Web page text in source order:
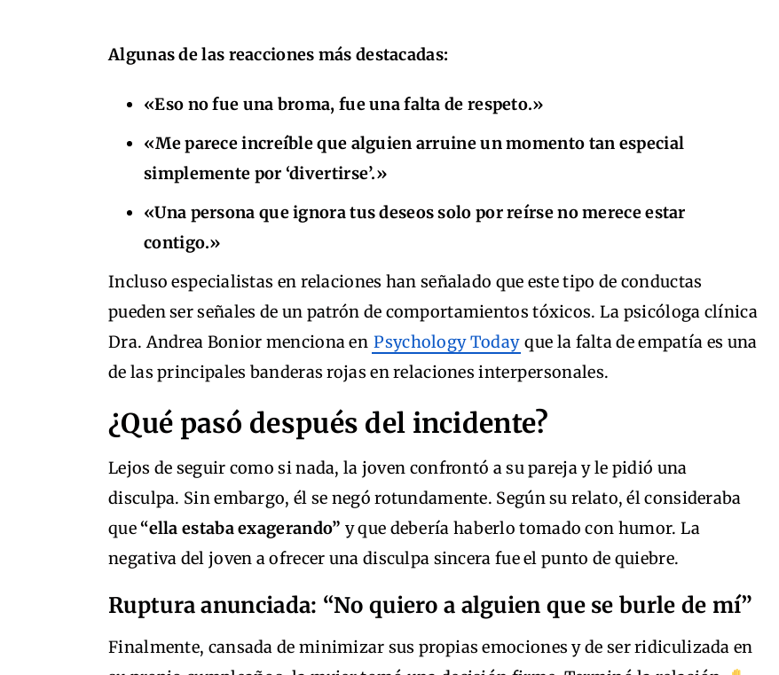
Algunas de las reacciones más destacadas:
«Eso no fue una broma, fue una falta de respeto.»
«Me parece increíble que alguien arruine un momento tan especial
simplemente por ‘divertirse’.»
«Una persona que ignora tus deseos solo por reírse no merece estar
contigo.»
Incluso especialistas en relaciones han señalado que este tipo de conductas
pueden ser señales de un patrón de comportamientos tóxicos. La psicóloga clínica
Dra. Andrea Bonior menciona en Psychology Today que la falta de empatía es una
de las principales banderas rojas en relaciones interpersonales.
¿Qué pasó después del incidente?
Lejos de seguir como si nada, la joven confrontó a su pareja y le pidió una
disculpa. Sin embargo, él se negó rotundamente. Según su relato, él consideraba
que “ella estaba exagerando” y que debería haberlo tomado con humor. La
negativa del joven a ofrecer una disculpa sincera fue el punto de quiebre.
Ruptura anunciada: “No quiero a alguien que se burle de mí”
Finalmente, cansada de minimizar sus propias emociones y de ser ridiculizada en